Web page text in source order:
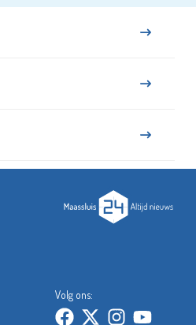
Volg ons: